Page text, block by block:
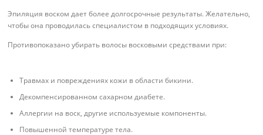
Эпиляция воском дает более долгосрочные результаты. Желательно,
чтобы она проводилась специалистом в подходящих условиях.
Противопоказано убирать волосы восковыми средствами при:
Травмах и повреждениях кожи в области бикини.
Декомпенсированном сахарном диабете.
Аллергии на воск, другие используемые компоненты.
Повышенной температуре тела.